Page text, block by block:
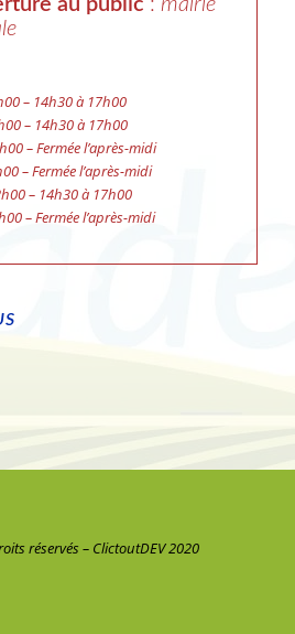
– 14h30 à 17h00
– 14h30 à 17h00
– Fermée l’après-midi
Fermée l’après-midi
– 14h30 à 17h00
– Fermée l’après-midi
réservés – ClictoutDEV 2020